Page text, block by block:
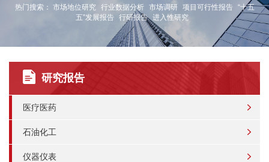
热门搜索： 市场地位研究 行业数据分析 市场调研 项目可行性报告
“十五
五”发展报告 行研报告 进入性研究
研究报告
医疗医药
石油化工
仪器仪表